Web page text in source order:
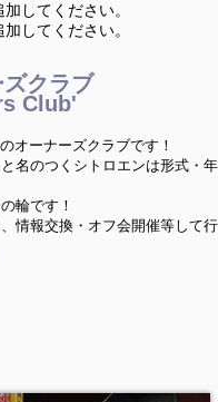
クラブ
Club'
オーナーズクラブです！
名のつくシトロエンは形式・年
輪です！
情報交換・オフ会開催等して行
是非どうぞ！